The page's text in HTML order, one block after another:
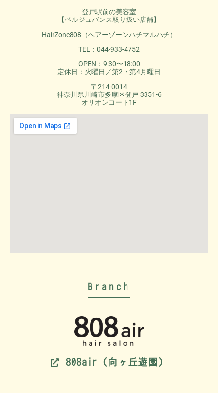
登戸駅前の美容室
【ベルジュバンス取り扱い店舗】
HairZone808（ヘアーゾーンハチマルハチ）
TEL：044-933-4752
OPEN：9:30〜18:00
定休日：火曜日／第2・第4月曜日
〒214-0014
神奈川県川崎市多摩区登戸 3351-6
オリオンコート1F
Branch
808air（向ヶ丘遊園）